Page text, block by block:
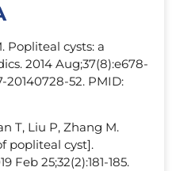
Popliteal cysts: a
2014 Aug;37(8):e678-
20140728-52. PMID:
T, Liu P, Zhang M.
popliteal cyst].
Feb 25;32(2):181-185.